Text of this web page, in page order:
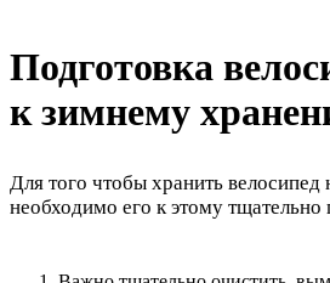
Подготовка
к зимнему
Для того чтобы хранить велосипед
необходимо его к этому тщательно